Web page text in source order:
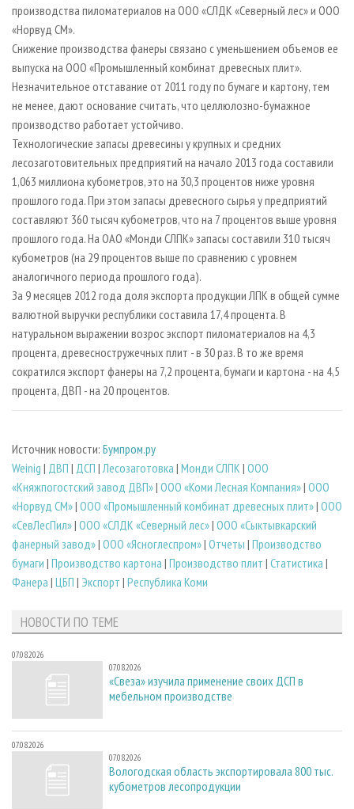
производства пиломатериалов на ООО «СЛДК «Северный лес» и ООО
«Норвуд СМ».
Снижение производства фанеры связано с уменьшением объемов ее
выпуска на ООО «Промышленный комбинат древесных плит».
Незначительное отставание от 2011 году по бумаге и картону, тем
не менее, дают основание считать, что целлюлозно-бумажное
производство работает устойчиво.
Технологические запасы древесины у крупных и средних
лесозаготовительных предприятий на начало 2013 года составили
1,063 миллиона кубометров, это на 30,3 процентов ниже уровня
прошлого года. При этом запасы древесного сырья у предприятий
составляют 360 тысяч кубометров, что на 7 процентов выше уровня
прошлого года. На ОАО «Монди СЛПК» запасы составили 310 тысяч
кубометров (на 29 процентов выше по сравнению с уровнем
аналогичного периода прошлого года).
За 9 месяцев 2012 года доля экспорта продукции ЛПК в общей сумме
валютной выручки республики составила 17,4 процента. В
натуральном выражении возрос экспорт пиломатериалов на 4,3
процента, древесностружечных плит - в 30 раз. В то же время
сократился экспорт фанеры на 7,2 процента, бумаги и картона - на 4,5
процента, ДВП - на 20 процентов.
Источник новости: Бумпром.ру
Weinig | ДВП | ДСП |Лесозаготовка | Монди СЛПК | ООО
«Княжпогостский завод ДВП»| ООО «Коми Лесная Компания»| ООО
«Норвуд СМ»| ООО «Промышленный комбинат древесных плит»| ООО
«СевЛесПил»| ООО «СЛДК «Северный лес»| ООО «Сыктывкарский
фанерный завод»| ООО «Ясноглеспром»| Отчеты | Производство
бумаги | Производство картона | Производство плит | Статистика |
Фанера | ЦБП | Экспорт | Республика Коми
НОВОСТИ ПО ТЕМЕ
07.08.2026
07.08.2026
«Свеза» изучила применение своих ДСП в
мебельном производстве
07.08.2026
07.08.2026
Вологодская область экспортировала 800 тыс.
кубометров лесопродукции